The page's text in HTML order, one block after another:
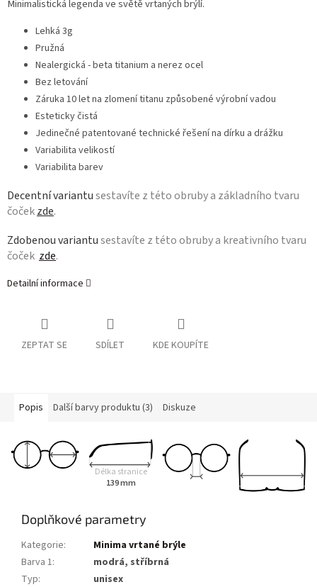
Minimalistická legenda ve světě vrtaných brýlí.
Lehká 3g
Pružná
Nealergická - beta titanium a nerez ocel
Bez letování
Záruka 10 let na zlomení titanu způsobené výrobní vadou
Esteticky čistá
Jedinečné patentované technické řešení na dírku a drážku
Variabilita velikostí
Variabilita barev
Decentní variantusestavíte z této obruby a základního tvaru
čočekzde.
Zdobenou variantusestavíte z této obruby a kreativního tvaru
čoček zde.
Detailní informace
ZEPTAT SE SDÍLET KDE KOUPÍTE
Popis Další barvy produktu (3) Diskuze
Délka stranice
139 mm
Doplňkové parametry
Kategorie:
Minima vrtané brýle
Barva 1:
modrá, stříbrná
Typ:
unisex